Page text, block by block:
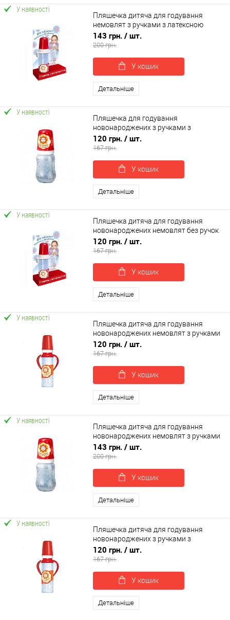
У наявності
Пляшечка дитяча для годування
немовлят з ручками з латексною
анатомічною соскою НЯМА 250 мл
Мірта (8449)
143 грн. / шт.
200 грн.
У кошик
Детальніше
У наявності
Пляшечка для годування
новонароджених з ручками з
анатомічною латексною соскою НЯМА
250 мл Мірта (7757)
120 грн. / шт.
167 грн.
У кошик
Детальніше
У наявності
Пляшечка дитяча для годування
новонароджених немовлят без ручок
з латексною соскою НЯМА 250 мл
Мірта (6613)
120 грн. / шт.
167 грн.
У кошик
Детальніше
У наявності
Пляшечка дитяча для годування
новонароджених немовлят з ручками
з силіконовою соскою НЯМА 250 мл
Мірта (497)
120 грн. / шт.
167 грн.
У кошик
Детальніше
У наявності
Пляшечка дитяча для годування
новонароджених немовлят з ручками
з латексною соскою НЯМА 250 мл
Мірта (8754)
143 грн. / шт.
200 грн.
У кошик
Детальніше
У наявності
Пляшечка дитяча для годування
новонароджених з ручками з
латексною соскою НЯМА 250 мл Мірта
(6662)
120 грн. / шт.
167 грн.
У кошик
Детальніше